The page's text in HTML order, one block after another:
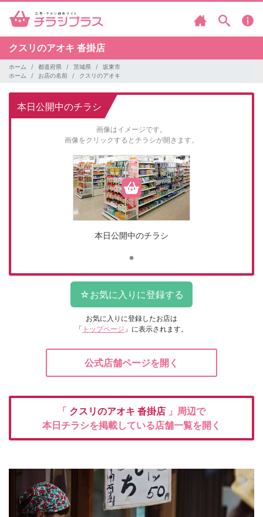
クスリのアオキ 沓掛店
ホーム 都道府県 茨城県
坂東市
ホーム
お店の名前 クスリのアオキ
本日公開中のチラシ
画像はイメージです。
画像をクリックするとチラシが開きます。
本日公開中のチラシ
お気に入りに登録したお店は
「 トップページ 」に表示されます。
公式店舗ページを開く
「 クスリのアオキ 沓掛店 」周辺で
本日チラシを掲載している店舗一覧を開く